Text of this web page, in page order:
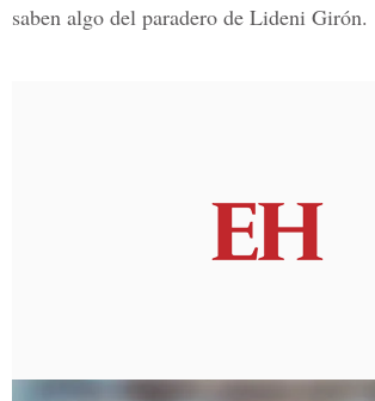
saben algo del paradero de Lideni Girón.